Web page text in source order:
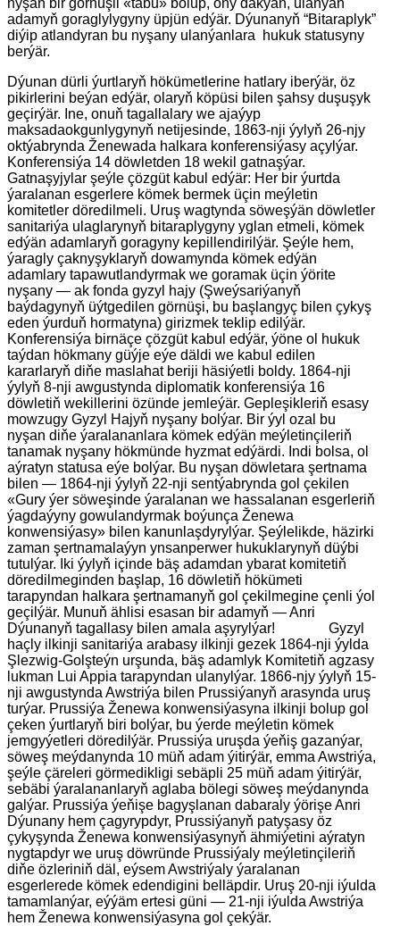
adamyň goraglylygyny üpjün edýär. Dýunanyň “Bitaraplyk”
diýip atlandyran bu nyşany ulanýanlara hukuk statusyny
berýär.
Dýunan dürli ýurtlaryň hökümetlerine hatlary iberýär, öz
pikirlerini beýan edýär, olaryň köpüsi bilen şahsy duşuşyk
geçirýär. Ine, onuň tagallalary we ajaýyp
maksadaokgunlygynyň netijesinde, 1863-nji ýylyň 26-njy
oktýabrynda Ženewada halkara konferensiýasy açylýar.
Konferensiýa 14 döwletden 18 wekil gatnaşýar.
Gatnaşyjylar şeýle çözgüt kabul edýär: Her bir ýurtda
ýaralanan esgerlere kömek bermek üçin meýletin
komitetler döredilmeli. Uruş wagtynda söweşýän döwletler
sanitariýa ulaglarynyň bitaraplygyny yglan etmeli, kömek
edýän adamlaryň goragyny kepillendirilýär. Şeýle hem,
ýaragly çaknyşyklaryň dowamynda kömek edýän
adamlary tapawutlandyrmak we goramak üçin ýörite
nyşany — ak fonda gyzyl hajy (Şweýsariýanyň
baýdagynyň üýtgedilen görnüşi, bu başlangyç bilen çykyş
eden ýurduň hormatyna) girizmek teklip edilýär.
Konferensiýa birnäçe çözgüt kabul edýär, ýöne ol hukuk
taýdan hökmany güýje eýe däldi we kabul edilen
kararlaryň diňe maslahat beriji häsiýetli boldy. 1864-nji
ýylyň 8-nji awgustynda diplomatik konferensiýa 16
döwletiň wekillerini özünde jemleýär. Gepleşikleriň esasy
mowzugy Gyzyl Hajyň nyşany bolýar. Bir ýyl ozal bu
nyşan diňe ýaralananlara kömek edýän meýletinçileriň
tanamak nyşany hökmünde hyzmat edýärdi. Indi bolsa, ol
aýratyn statusa eýe bolýar. Bu nyşan döwletara şertnama
bilen — 1864-nji ýylyň 22-nji sentýabrynda gol çekilen
«Gury ýer söweşinde ýaralanan we hassalanan esgerleriň
ýagdaýyny gowulandyrmak boýunça Ženewa
konwensiýasy» bilen kanunlaşdyrylýar. Şeýlelikde, häzirki
zaman şertnamalaýyn ynsanperwer hukuklarynyň düýbi
tutulýar. Iki ýylyň içinde bäş adamdan ybarat komitetiň
döredilmeginden başlap, 16 döwletiň hökümeti
tarapyndan halkara şertnamanyň gol çekilmegine çenli ýol
geçilýär. Munuň ählisi esasan bir adamyň — Anri
Dýunanyň tagallasy bilen amala aşyrylýar! Gyzyl
haçly ilkinji sanitariýa arabasy ilkinji gezek 1864-nji ýylda
Şlezwig-Golşteýn urşunda, bäş adamlyk Komitetiň agzasy
lukman Lui Appia tarapyndan ulanylýar. 1866-njy ýylyň 15-
nji awgustynda Awstriýa bilen Prussiýanyň arasynda uruş
turýar. Prussiýa Ženewa konwensiýasyna ilkinji bolup gol
çeken ýurtlaryň biri bolýar, bu ýerde meýletin kömek
jemgyýetleri döredilýär. Prussiýa uruşda ýeňiş gazanýar,
söweş meýdanynda 10 müň adam ýitirýär, emma Awstriýa,
şeýle çäreleri görmedikligi sebäpli 25 müň adam ýitirýär,
sebäbi ýaralananlaryň aglaba bölegi söweş meýdanynda
galýar. Prussiýa ýeňişe bagyşlanan dabaraly ýörişe Anri
Dýunany hem çagyrypdyr, Prussiýanyň patyşasy öz
çykyşynda Ženewa konwensiýasynyň ähmiýetini aýratyn
nygtapdyr we uruş döwründe Prussiýaly meýletinçileriň
diňe özleriniň däl, eýsem Awstriýaly ýaralanan
esgerlerede kömek edendigini belläpdir. Uruş 20-nji iýulda
tamamlanýar, eýýäm ertesi güni — 21-nji iýulda Awstriýa
hem Ženewa konwensiýasyna gol çekýär.